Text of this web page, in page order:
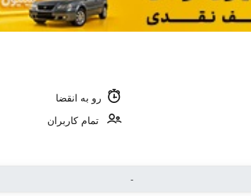
رو به انقضا
تمام کاربران